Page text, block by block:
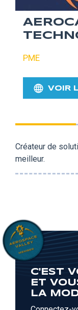
PME
VOIR
Créateur de
meilleur.
C'EST
ET
LA